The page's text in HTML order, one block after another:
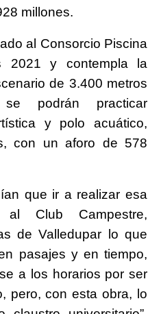
millones.
al Consorcio Piscina
2021 y contempla la
de 3.400 metros
podrán practicar
y polo acuático,
con un aforo de 578
que ir a realizar esa
al Club Campestre,
de Valledupar lo que
pasajes y en tiempo,
a los horarios por ser
pero, con esta obra, lo